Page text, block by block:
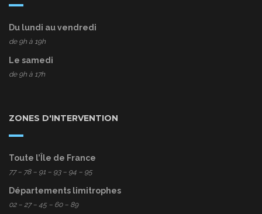
Du lundi au vendredi
de 9h à 19h
Le samedi
de 9h à 17h
ZONES D'INTERVENTION
Toute l’Île de France
77– 78 – 91 – 93 – 94 – 95
Départements limitrophes
02 – 27 – 45 – 60 – 89